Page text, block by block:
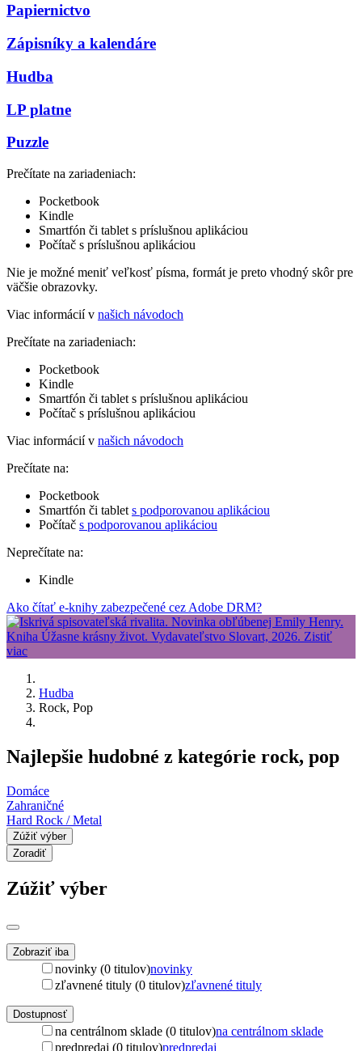
Papiernictvo
Zápisníky a kalendáre
Hudba
LP platne
Puzzle
Prečítate na zariadeniach:
Pocketbook
Kindle
Smartfón či tablet s príslušnou aplikáciou
Počítač s príslušnou aplikáciou
Nie je možné meniť veľkosť písma, formát je preto vhodný skôr pre
väčšie obrazovky.
Viac informácií v našich návodoch
Prečítate na zariadeniach:
Pocketbook
Kindle
Smartfón či tablet s príslušnou aplikáciou
Počítač s príslušnou aplikáciou
Viac informácií v našich návodoch
Prečítate na:
Pocketbook
Smartfón či tablet s podporovanou aplikáciou
Počítač s podporovanou aplikáciou
Neprečítate na:
Kindle
Ako čítať e-knihy zabezpečené cez Adobe DRM?
Hudba
Rock, Pop
Najlepšie hudobné z kategórie rock, pop
Domáce
Zahraničné
Hard Rock / Metal
Zúžiť výber
Zoradiť
Zúžiť výber
Zobraziť iba
novinky (0 titulov)novinky
zľavnené tituly (0 titulov)zľavnené tituly
Dostupnosť
na centrálnom sklade (0 titulov)na centrálnom sklade
predpredaj (0 titulov)predpredaj